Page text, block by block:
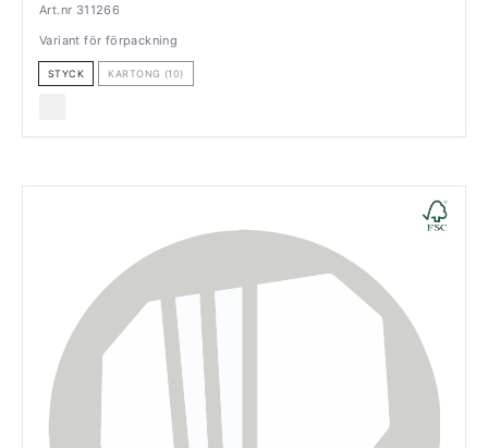
Art.nr 311266
Variant för förpackning
STYCK KARTONG (10)